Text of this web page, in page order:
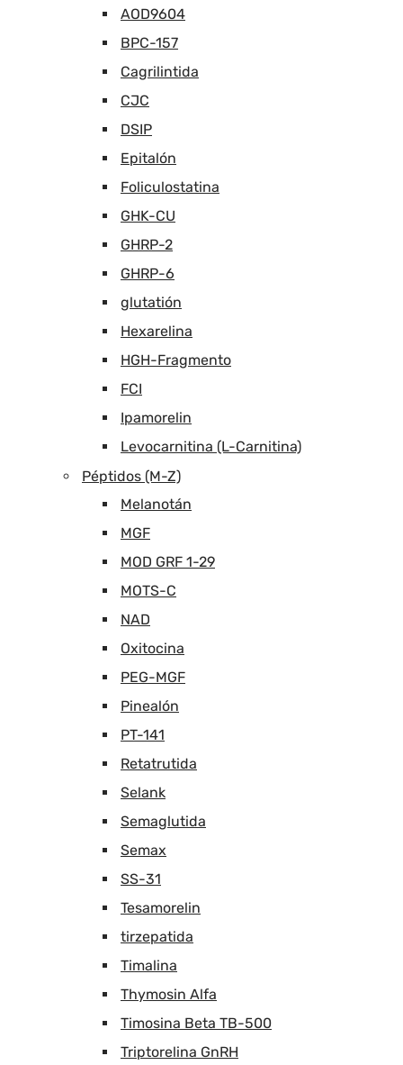
AOD9604
BPC-157
Cagrilintida
CJC
DSIP
Epitalón
Foliculostatina
GHK-CU
GHRP-2
GHRP-6
glutatión
Hexarelina
HGH-Fragmento
FCI
Ipamorelin
Levocarnitina (L-Carnitina)
Péptidos (M-Z)
Melanotán
MGF
MOD GRF 1-29
MOTS-C
NAD
Oxitocina
PEG-MGF
Pinealón
PT-141
Retatrutida
Selank
Semaglutida
Semax
SS-31
Tesamorelin
tirzepatida
Timalina
Thymosin Alfa
Timosina Beta TB-500
Triptorelina GnRH